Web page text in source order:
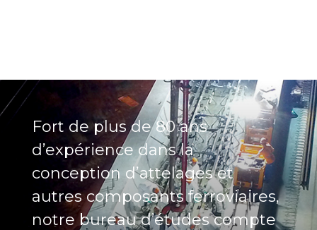
Fort de plus de 80 ans
d’expérience dans la
conception d’attelages et
autres composants ferroviaires,
notre bureau d’études compte